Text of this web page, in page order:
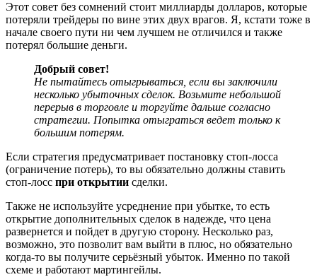
Этот совет без сомнений стоит миллиарды долларов, которые
потеряли трейдеры по вине этих двух врагов. Я, кстати тоже в
начале своего пути ни чем лучшем не отличился и также
потерял большие деньги.
Добрый совет!
Не пытайтесь отыгрываться, если вы заключили
несколько убыточных сделок. Возьмите небольшой
перерыв в торговле и торгуйте дальше согласно
стратегии. Попытка отыграться ведет только к
большим потерям.
Если стратегия предусматривает постановку стоп-лосса
(ограничение потерь), то вы обязательно должны ставить
стоп-лосс при открытии сделки.
Также не используйте усреднение при убытке, то есть
открытие дополнительных сделок в надежде, что цена
развернется и пойдет в другую сторону. Несколько раз,
возможно, это позволит вам выйти в плюс, но обязательно
когда-то вы получите серьёзный убыток. Именно по такой
схеме и работают мартингейлы.